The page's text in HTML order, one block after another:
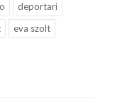
deportari
eva szolt